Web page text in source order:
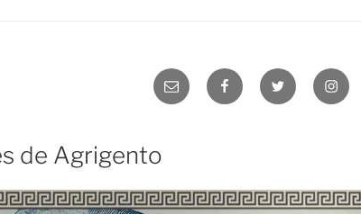
de Agrigento
Correo
electrónico
FacebookTwitter